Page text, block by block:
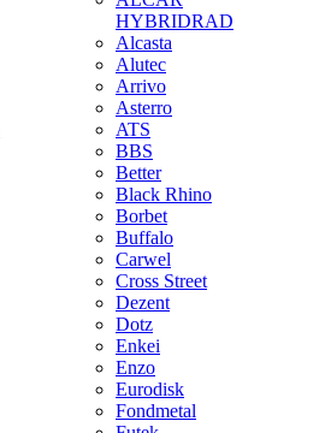
HYBRIDRAD
Alcasta
Alutec
Arrivo
Asterro
ATS
BBS
Better
Black Rhino
Borbet
Buffalo
Carwel
Cross Street
Dezent
Dotz
Enkei
Enzo
Eurodisk
Fondmetal